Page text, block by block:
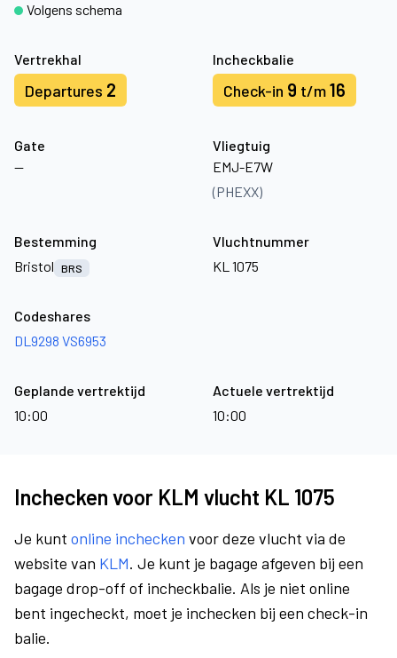
Vertrekhal
Departures 2
Incheckbalie
Check-in 9 t/m16
Gate
—
Vliegtuig
EMJ-E7W
(PHEXX)
Volgens schema
Bestemming
Bristol
BRS
Vluchtnummer
KL 1075
Codeshares
DL9298 VS6953
Geplande vertrektijd
10:00
Actuele vertrektijd
10:00
Inchecken voor KLM vlucht KL 1075
Je kunt online inchecken voor deze vlucht via de
website van KLM. Je kunt je bagage afgeven bij een
bagage drop-off of incheckbalie. Als je niet online
bent ingecheckt, moet je inchecken bij een check-in
balie.